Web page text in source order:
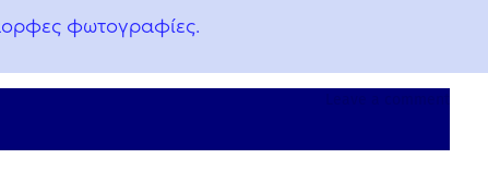
φωτογραφίες.